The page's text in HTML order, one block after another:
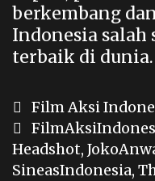
berkembang
Indonesia salah
terbaik di dunia.
Categories
Film Aksi
Tags
Headshot,
SineasIndonesia,